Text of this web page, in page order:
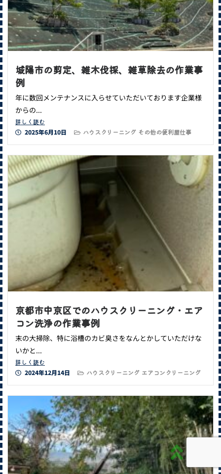
城陽市の剪定、雑木伐採、雑草除去の作業事
例
年に数回メンテナンスに入らせていただいております企業様
からの...
詳しく読む
2025年6月10日
ハウスクリーニング その他の便利屋仕事
京都市中京区でのハウスクリーニング・エア
コン洗浄の作業事例
末の大掃除、特に浴槽のカビ臭さをなんとかしていただけな
いかと...
詳しく読む
2024年12月14日
ハウスクリーニング エアコンクリーニング